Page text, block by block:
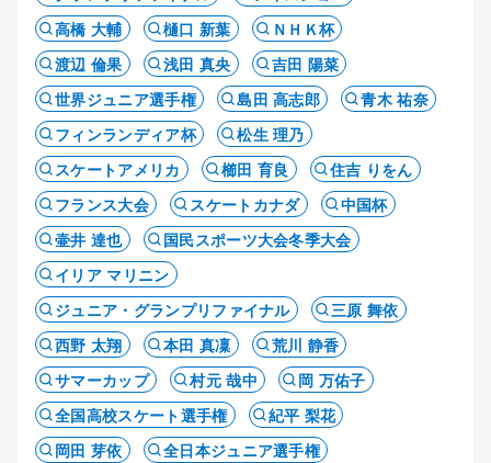
高橋 大輔
樋口 新葉
ＮＨＫ杯
渡辺 倫果
浅田 真央
吉田 陽菜
世界ジュニア選手権
島田 高志郎
青木 祐奈
フィンランディア杯
松生 理乃
スケートアメリカ
櫛田 育良
住吉 りをん
フランス大会
スケートカナダ
中国杯
壷井 達也
国民スポーツ大会冬季大会
イリア マリニン
ジュニア・グランプリファイナル
三原 舞依
西野 太翔
本田 真凜
荒川 静香
サマーカップ
村元 哉中
岡 万佑子
全国高校スケート選手権
紀平 梨花
岡田 芽依
全日本ジュニア選手権